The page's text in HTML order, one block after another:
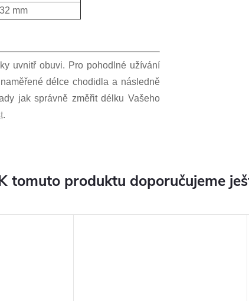
mm
uvnitř obuvi. Pro pohodlné užívání
délce chodidla a následně
jak správně změřit délku Vašeho
.
tomuto produktu doporučujeme